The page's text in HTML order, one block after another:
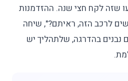
שזה לקח חצי שנה. ההזדמנות
"חסכנו 4 חודשים לרכב הזה, ראיתם?", שיחה
בהדרגה, שלתהליך יש